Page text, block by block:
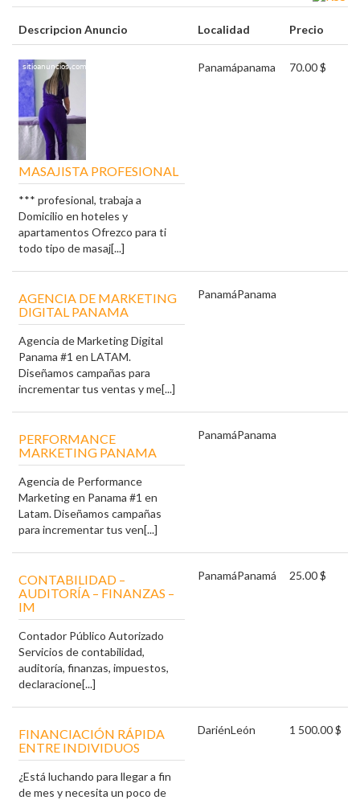
Descripcion Anuncio Localidad Precio
MASAJISTA PROFESIONAL
*** profesional, trabaja a
Domicilio en hoteles y
apartamentos Ofrezco para ti
todo tipo de masaj[...]
Panamápanama 70.00 $
AGENCIA DE MARKETING
DIGITAL PANAMA
Agencia de Marketing Digital
Panama #1 en LATAM.
Diseñamos campañas para
incrementar tus ventas y me[...]
PanamáPanama
PERFORMANCE
MARKETING PANAMA
Agencia de Performance
Marketing en Panama #1 en
Latam. Diseñamos campañas
para incrementar tus ven[...]
PanamáPanama
CONTABILIDAD –
AUDITORÍA – FINANZAS –
IM
Contador Público Autorizado
Servicios de contabilidad,
auditoría, finanzas, impuestos,
declaracione[...]
PanamáPanamá 25.00 $
FINANCIACIÓN RÁPIDA
ENTRE INDIVIDUOS
¿Está luchando para llegar a fin
de mes y necesita un poco de
DariénLeón 1 500.00 $